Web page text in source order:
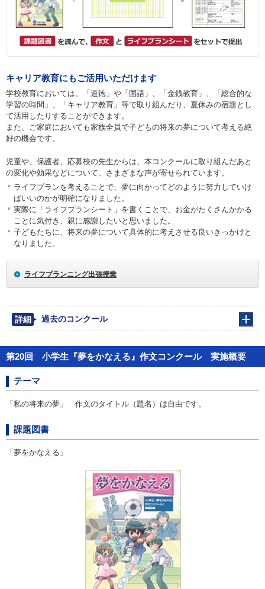
キャリア教育にもご活用いただけます
学校教育においては、「道徳」や「国語」、「金銭教育」、「総合的な
学習の時間」、「キャリア教育」等で取り組んだり、夏休みの宿題とし
て活用したりすることができます。
また、ご家庭においても家族全員で子どもの将来の夢について考える絶
好の機会です。
児童や、保護者、応募校の先生からは、本コンクールに取り組んだあと
の変化や効果などについて、さまざまな声が寄せられています。
ライフプランを考えることで、夢に向かってどのように努力していけ
ばいいのかが明確になりました。
実際に「ライフプランシート」を書くことで、お金がたくさんかかる
ことに気付き、親に感謝したいと思いました。
子どもたちに、将来の夢について具体的に考えさせる良いきっかけと
なりました。
ライフプランニング出張授業
詳細 過去のコンクール
第20回 小学生『夢をかなえる』作文コンクール 実施概要
テーマ
「私の将来の夢」 作文のタイトル（題名）は自由です。
課題図書
「夢をかなえる」